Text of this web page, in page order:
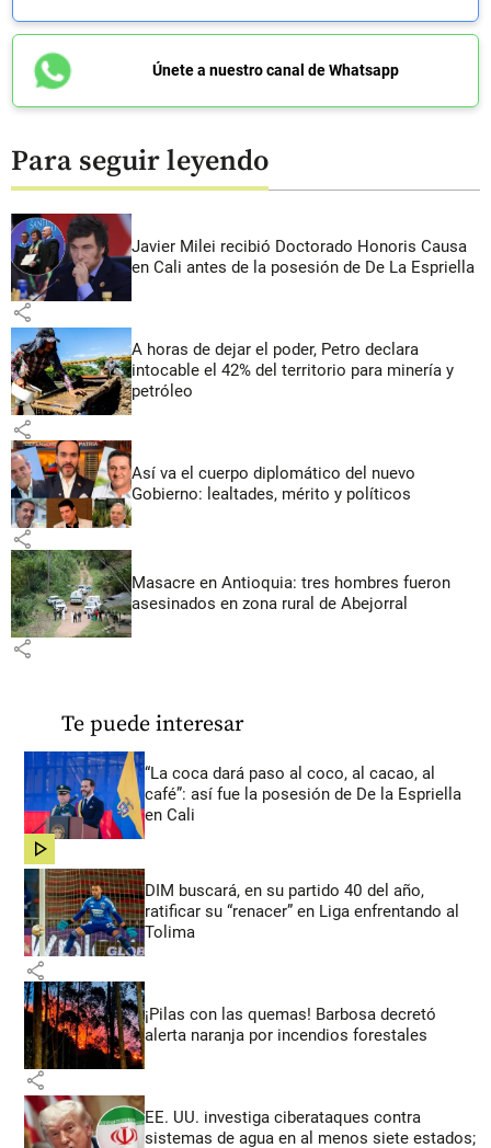
Únete a nuestro canal de Whatsapp
Para seguir leyendo
Javier Milei recibió Doctorado Honoris Causa
en Cali antes de la posesión de De La Espriella
share
A horas de dejar el poder, Petro declara
intocable el 42% del territorio para minería y
petróleo
share
Así va el cuerpo diplomático del nuevo
Gobierno: lealtades, mérito y políticos
share
Masacre en Antioquia: tres hombres fueron
asesinados en zona rural de Abejorral
share
Te puede interesar
“La coca dará paso al coco, al cacao, al
café”: así fue la posesión de De la Espriella
en Cali
share
DIM buscará, en su partido 40 del año,
ratificar su “renacer” en Liga enfrentando al
Tolima
share
¡Pilas con las quemas! Barbosa decretó
alerta naranja por incendios forestales
share
EE. UU. investiga ciberataques contra
sistemas de agua en al menos siete estados;